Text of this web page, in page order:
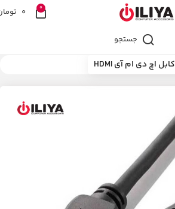
0
0
جستجو
کابل اچ دی ام آی HDMI